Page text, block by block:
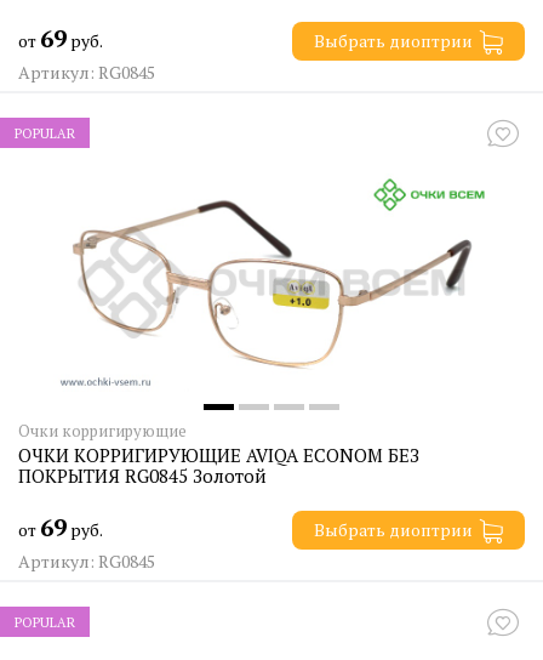
от 69 руб.
Выбрать диоптрии
Артикул: RG0845
POPULAR
Очки корригирующие
ОЧКИ КОРРИГИРУЮЩИЕ AVIQA ECONOM БЕЗ
ПОКРЫТИЯ RG0845 Золотой
от 69 руб.
Выбрать диоптрии
Артикул: RG0845
POPULAR